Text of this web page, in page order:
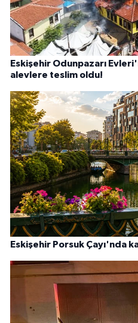
Eskişehir Odunpazarı
alevlere teslim oldu!
Eskişehir Porsuk Çayı'nda